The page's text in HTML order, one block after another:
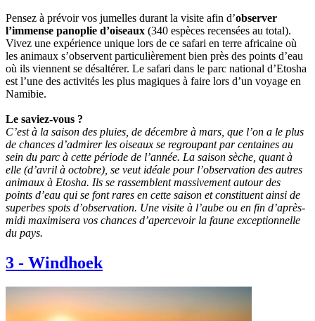
Pensez à prévoir vos jumelles durant la visite afin d’observer
l’immense panoplie d’oiseaux (340 espèces recensées au total).
Vivez une expérience unique lors de ce safari en terre africaine où
les animaux s’observent particulièrement bien près des points d’eau
où ils viennent se désaltérer. Le safari dans le parc national d’Etosha
est l’une des activités les plus magiques à faire lors d’un voyage en
Namibie.
Le saviez-vous ?
C’est à la saison des pluies, de décembre à mars, que l’on a le plus
de chances d’admirer les oiseaux se regroupant par centaines au
sein du parc à cette période de l’année. La saison sèche, quant à
elle (d’avril à octobre), se veut idéale pour l’observation des autres
animaux à Etosha. Ils se rassemblent massivement autour des
points d’eau qui se font rares en cette saison et constituent ainsi de
superbes spots d’observation. Une visite à l’aube ou en fin d’après-
midi maximisera vos chances d’apercevoir la faune exceptionnelle
du pays.
3 - Windhoek